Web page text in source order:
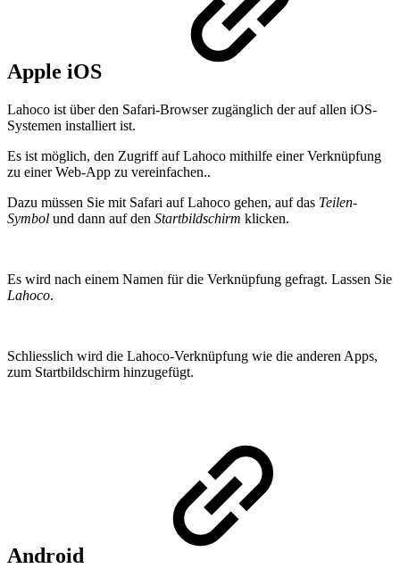
Apple iOS
Lahoco ist über den Safari-Browser zugänglich der auf allen iOS-
Systemen installiert ist.
Es ist möglich, den Zugriff auf Lahoco mithilfe einer Verknüpfung
zu einer Web-App zu vereinfachen..
Dazu müssen Sie mit Safari auf Lahoco gehen, auf das Teilen-
Symbol und dann auf den Startbildschirm klicken.
Es wird nach einem Namen für die Verknüpfung gefragt. Lassen Sie
Lahoco.
Schliesslich wird die Lahoco-Verknüpfung wie die anderen Apps,
zum Startbildschirm hinzugefügt.
Android